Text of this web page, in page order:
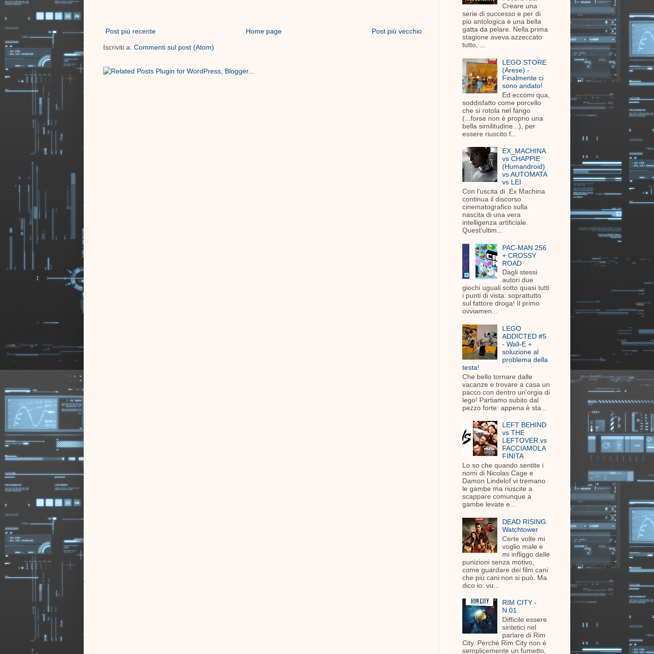
Post più recente Post più vecchio
Home page
Iscriviti a: Commenti sul post (Atom)
Creare una
serie di successo e per di
più antologica è una bella
gatta da pelare. Nella prima
stagione aveva azzeccato
tutto, ...
LEGO STORE
(Arese) -
Finalmente ci
sono andato!
Ed eccomi qua,
soddisfatto come porcello
che si rotola nel fango
(...forse non è proprio una
bella similitudine...), per
essere riuscito f...
EX_MACHINA
vs CHAPPIE
(Humandroid)
vs AUTOMATA
vs LEI
Con l'uscita di Ex Machina
continua il discorso
cinematografico sulla
nascita di una vera
intelligenza artificiale.
Quest'ultim...
PAC-MAN 256
+ CROSSY
ROAD
Dagli stessi
autori due
giochi uguali sotto quasi tutti
i punti di vista: soprattutto
sul fattore droga! Il primo
ovviamen...
LEGO
ADDICTED #5
- Wall-E +
soluzione al
problema della
testa!
Che bello tornare dalle
vacanze e trovare a casa un
pacco con dentro un'orgia di
lego! Partiamo subito dal
pezzo forte: appena è sta...
LEFT BEHIND
vs THE
LEFTOVER vs
FACCIAMOLA
FINITA
Lo so che quando sentite i
nomi di Nicolas Cage e
Damon Lindelof vi tremano
le gambe ma riuscite a
scappare comunque a
gambe levate e...
DEAD RISING:
Watchtower
Certe volte mi
voglio male e
mi infliggo delle
punizioni senza motivo,
come guardare dei film cani
che più cani non si può. Ma
dico io: vu...
RIM CITY -
N.01
Difficile essere
sintetici nel
parlare di Rim
City. Perché Rim City non è
semplicemente un fumetto,